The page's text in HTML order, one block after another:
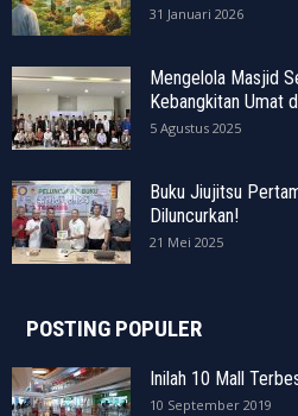
31 Januari 2026
Mengelola Masjid
Kebangkitan Umat
5 Agustus 2025
Buku Jiujitsu
Diluncurkan!
21 Mei 2025
POSTING POPULER
Inilah 10 Mall
10 September 2019